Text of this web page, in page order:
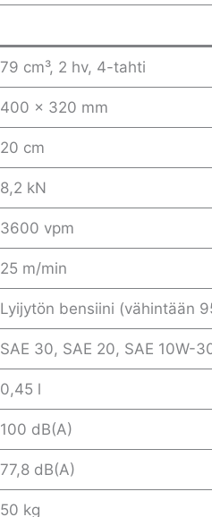
79 cm³, 2 hv, 4-tahti
400 × 320 mm
20 cm
8,2 kN
3600 vpm
25 m/min
Lyijytön bensiini (vähintään
SAE 30, SAE 20, SAE 10W-
0,45 l
100 dB(A)
77,8 dB(A)
50 kg